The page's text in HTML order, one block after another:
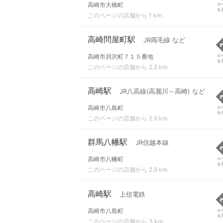
高崎市大橋町
このページの店舗から 1 km
ル
を
高崎問屋町駅 JR両毛線 など
高崎市貝沢町７１５番地
このページの店舗から 2.5 km
ル
を
高崎駅 JR八高線(高麗川～高崎) など
高崎市八島町
このページの店舗から 2.9 km
ル
を
群馬八幡駅 JR信越本線
高崎市八幡町
このページの店舗から 2.9 km
ル
を
高崎駅 上信電鉄
高崎市八島町
このページの店舗から 3 km
ル
を